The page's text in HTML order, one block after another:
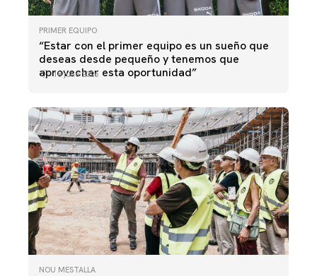
PRIMER EQUIPO
“Estar con el primer equipo es un sueño que
deseas desde pequeño y tenemos que
aprovechar esta oportunidad”
18 julio 2026
NOU MESTALLA